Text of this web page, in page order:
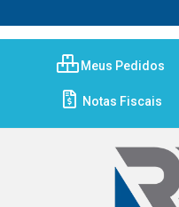
Meus Pedidos
Notas Fiscais